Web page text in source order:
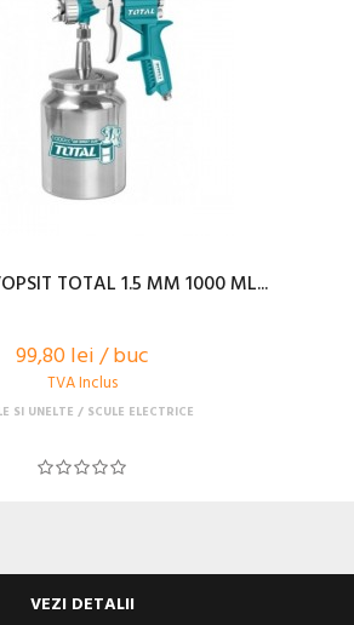
TOTAL 1.5 MM 1000 ML...
99,80 lei / buc
TVA Inclus
SI UNELTE SCULE ELECTRICE
VEZI DETALII